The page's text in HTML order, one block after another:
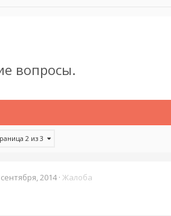
вопросы.
2 из 3
2014· Жалоба